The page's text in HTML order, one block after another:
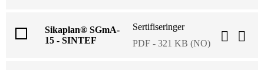
Sikaplan® SGmA-
15 - SINTEF
Sertifiseringer
PDF - 321 KB (NO)